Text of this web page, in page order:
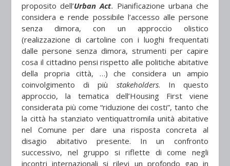
proposito dell’Urban Act. Pianificazione urbana che
considera e rende possibile l’accesso alle persone
senza dimora, con un approccio olistico
(realizzazione di cartoline con i luoghi frequentati
dalle persone senza dimora, strumenti per capire
cosa il cittadino pensi rispetto alle politiche abitative
della propria città, …) che considera un ampio
coinvolgimento di più stakeholders. In questo
approccio, la tematica dell’Housing First viene
considerata più come “riduzione dei costi”, tanto che
la città ha stanziato ventiquattromila unità abitative
nel Comune per dare una risposta concreta al
disagio abitativo presente. In un confronto
successivo, nel gruppo si riflette di come negli
incontri internazionali si rilevi un profondo gap in